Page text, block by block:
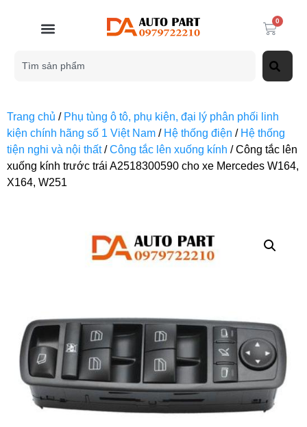
0
Trang chủ / Phụ tùng ô tô, phụ kiện, đại lý phân phối linh
kiện chính hãng số 1 Việt Nam / Hệ thống điện / Hệ thống
tiện nghi và nội thất/Công tắc lên xuống kính / Công tắc lên
xuống kính trước trái A2518300590 cho xe Mercedes W164,
X164, W251